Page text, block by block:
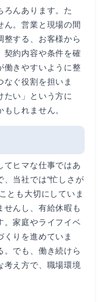
ろんあります。た
ん。営業と現場の間
整する、お客様から
契約内容や条件を確
働きやすいように整
なぐ役割を担いま
たい」という方に
しれません。
てヒマな仕事ではあ
、当社では“忙しさが
とも大切にしていま
せんし、有給休暇も
。家庭やライフイベ
くりを進めていま
。でも、働き続けら
考え方で、職場環境